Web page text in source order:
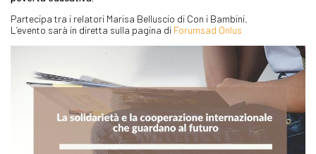
Partecipa tra i relatori Marisa Belluscio di Con i Bambini.
L’evento sarà in diretta sulla pagina di Forumsad Onlus